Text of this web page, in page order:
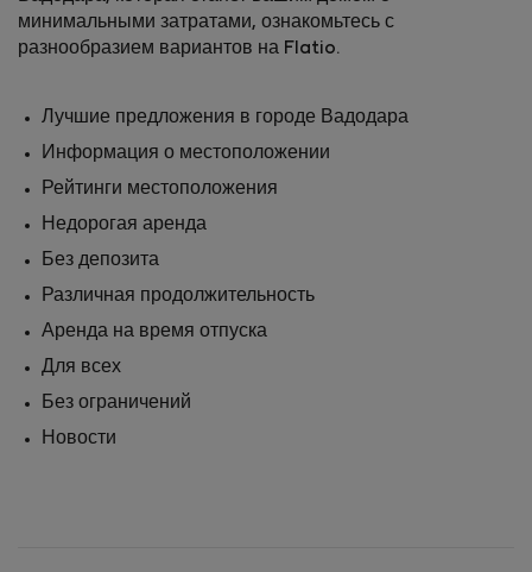
минимальными затратами, ознакомьтесь с
разнообразием вариантов на Flatio.
Лучшие предложения в городе Вадодара
Информация о местоположении
Рейтинги местоположения
Недорогая аренда
Без депозита
Различная продолжительность
Аренда на время отпуска
Для всех
Без ограничений
Новости